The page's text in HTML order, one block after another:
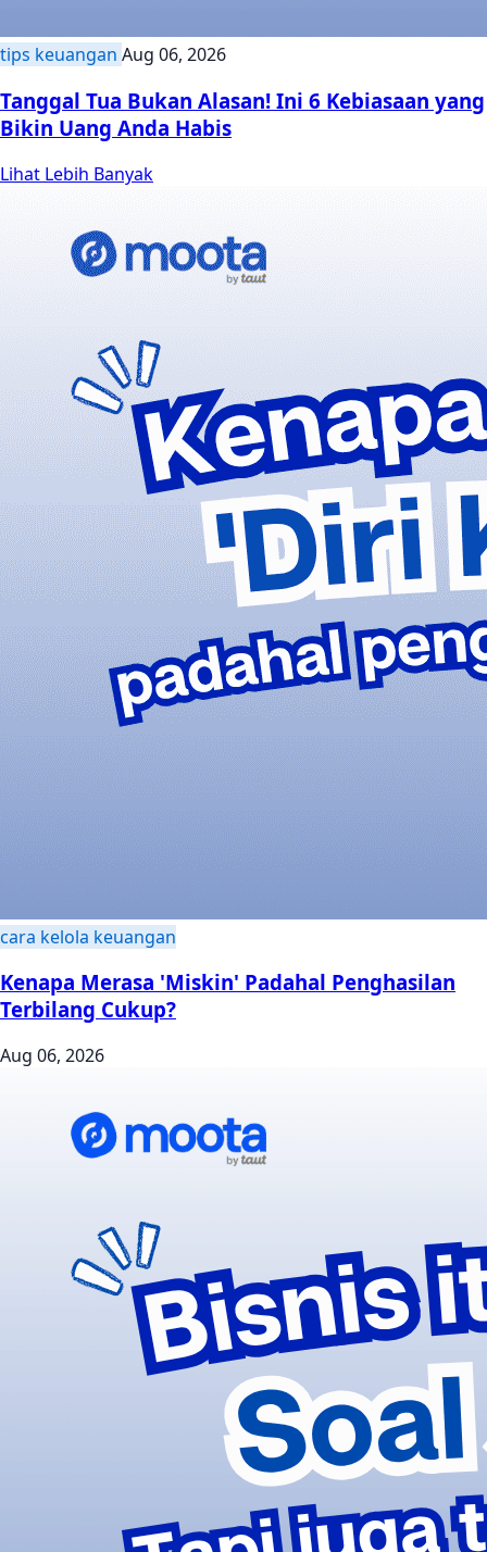
tips keuangan Aug 06, 2026
Tanggal Tua Bukan Alasan! Ini 6 Kebiasaan yang
Bikin Uang Anda Habis
Lihat Lebih Banyak
cara kelola keuangan
Kenapa Merasa 'Miskin' Padahal Penghasilan
Terbilang Cukup?
Aug 06, 2026